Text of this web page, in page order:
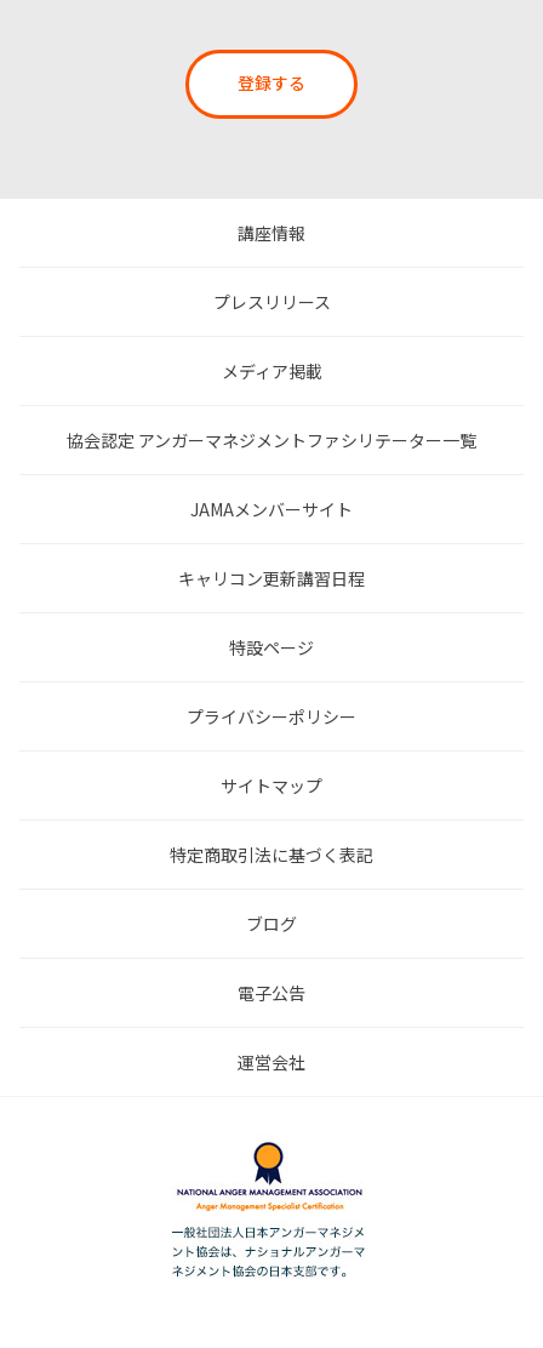
登録する
講座情報
プレスリリース
メディア掲載
協会認定 アンガーマネジメントファシリテーター一覧
JAMAメンバーサイト
キャリコン更新講習日程
特設ページ
プライバシーポリシー
サイトマップ
特定商取引法に基づく表記
ブログ
電子公告
運営会社